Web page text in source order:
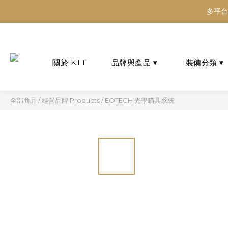
多平
多平
多平
全部商品 /經營品牌 Products/EOTECH 光學瞄具系統